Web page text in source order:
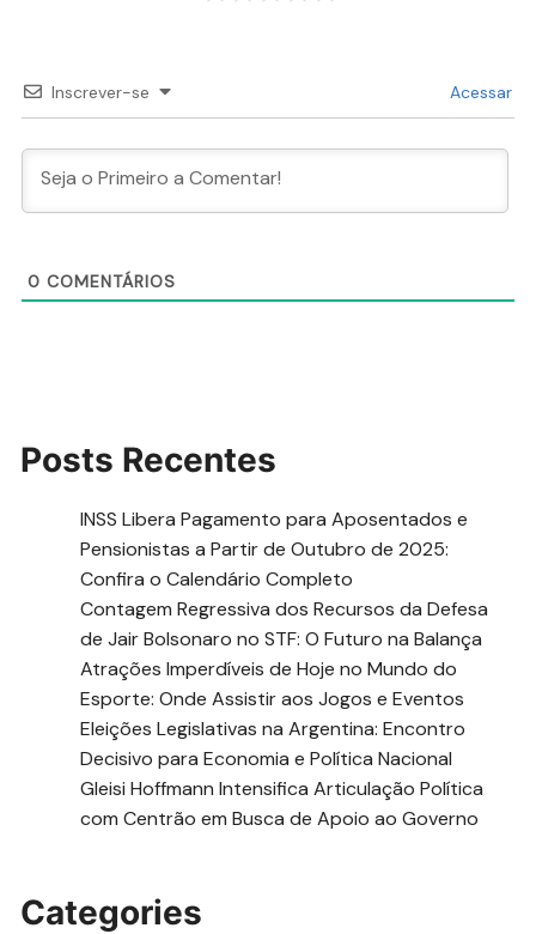
Inscrever-se Acessar
0 COMENTÁRIOS
Posts Recentes
INSS Libera Pagamento para Aposentados e
Pensionistas a Partir de Outubro de 2025:
Confira o Calendário Completo
Contagem Regressiva dos Recursos da Defesa
de Jair Bolsonaro no STF: O Futuro na Balança
Atrações Imperdíveis de Hoje no Mundo do
Esporte: Onde Assistir aos Jogos e Eventos
Eleições Legislativas na Argentina: Encontro
Decisivo para Economia e Política Nacional
Gleisi Hoffmann Intensifica Articulação Política
com Centrão em Busca de Apoio ao Governo
Categories